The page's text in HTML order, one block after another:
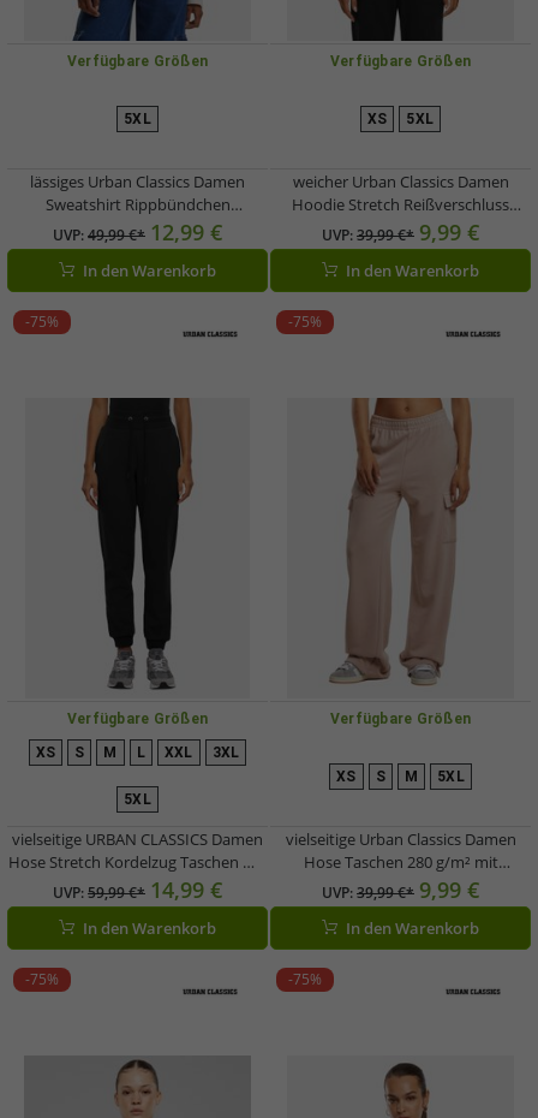
Verfügbare Größen
5XL
lässiges Urban Classics Damen
Sweatshirt Rippbündchen
Schwarz/Weiß
UVP:49,99 €* 12,99 €
In den Warenkorb
Verfügbare Größen
XS 5XL
weicher Urban Classics Damen
Hoodie Stretch Reißverschluss
Taschen mit Baumwolle Schwarz
UVP:39,99 €* 9,99 €
In den Warenkorb
-75%
Verfügbare Größen
XS S M L XXL 3XL
5XL
vielseitige URBAN CLASSICS Damen
Hose Stretch Kordelzug Taschen mit
Baumwolle Schwarz
UVP:59,99 €* 14,99 €
In den Warenkorb
-75%
Verfügbare Größen
XS S M 5XL
vielseitige Urban Classics Damen
Hose Taschen 280 g/m² mit
Baumwolle Alt-Rosa
UVP:39,99 €* 9,99 €
In den Warenkorb
-75% -75%